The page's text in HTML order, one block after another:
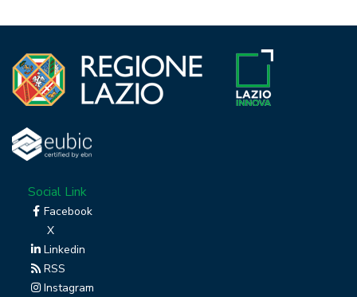
Social Link
Facebook
X
Linkedin
RSS
Instagram